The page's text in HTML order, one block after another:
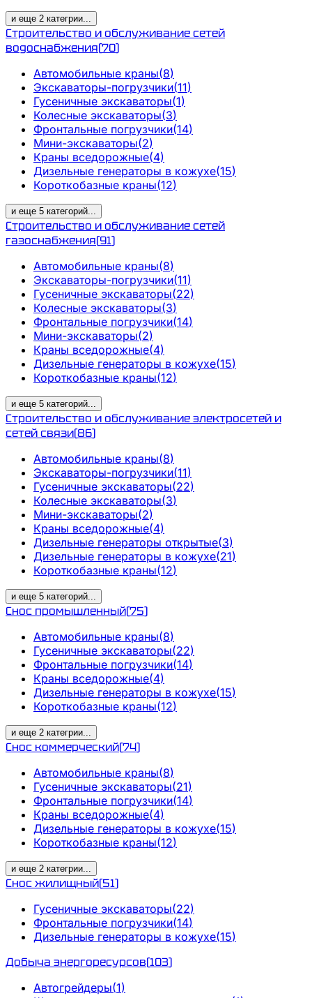
и еще 2 категрии...
Строительство и обслуживание сетей
водоснабжения(70)
Автомобильные краны(8)
Экскаваторы-погрузчики(11)
Гусеничные экскаваторы(1)
Колесные экскаваторы(3)
Фронтальные погрузчики(14)
Мини-экскаваторы(2)
Краны вседорожные(4)
Дизельные генераторы в кожухе(15)
Короткобазные краны(12)
и еще 5 категорий...
Строительство и обслуживание сетей
газоснабжения(91)
Автомобильные краны(8)
Экскаваторы-погрузчики(11)
Гусеничные экскаваторы(22)
Колесные экскаваторы(3)
Фронтальные погрузчики(14)
Мини-экскаваторы(2)
Краны вседорожные(4)
Дизельные генераторы в кожухе(15)
Короткобазные краны(12)
и еще 5 категорий...
Строительство и обслуживание электросетей и
сетей связи(86)
Автомобильные краны(8)
Экскаваторы-погрузчики(11)
Гусеничные экскаваторы(22)
Колесные экскаваторы(3)
Мини-экскаваторы(2)
Краны вседорожные(4)
Дизельные генераторы открытые(3)
Дизельные генераторы в кожухе(21)
Короткобазные краны(12)
и еще 5 категорий...
Снос промышленный(75)
Автомобильные краны(8)
Гусеничные экскаваторы(22)
Фронтальные погрузчики(14)
Краны вседорожные(4)
Дизельные генераторы в кожухе(15)
Короткобазные краны(12)
и еще 2 категрии...
Снос коммерческий(74)
Автомобильные краны(8)
Гусеничные экскаваторы(21)
Фронтальные погрузчики(14)
Краны вседорожные(4)
Дизельные генераторы в кожухе(15)
Короткобазные краны(12)
и еще 2 категрии...
Снос жилищный(51)
Гусеничные экскаваторы(22)
Фронтальные погрузчики(14)
Дизельные генераторы в кожухе(15)
Добыча энергоресурсов(103)
Автогрейдеры(1)